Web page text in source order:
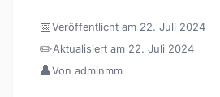
📅Veröffentlicht am 22. Juli 2024
✏️Aktualisiert am 22. Juli 2024
👤Von adminmm